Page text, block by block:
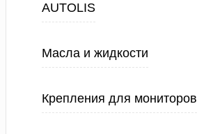
AUTOLIS
Масла и жидкости
Крепления для мониторов